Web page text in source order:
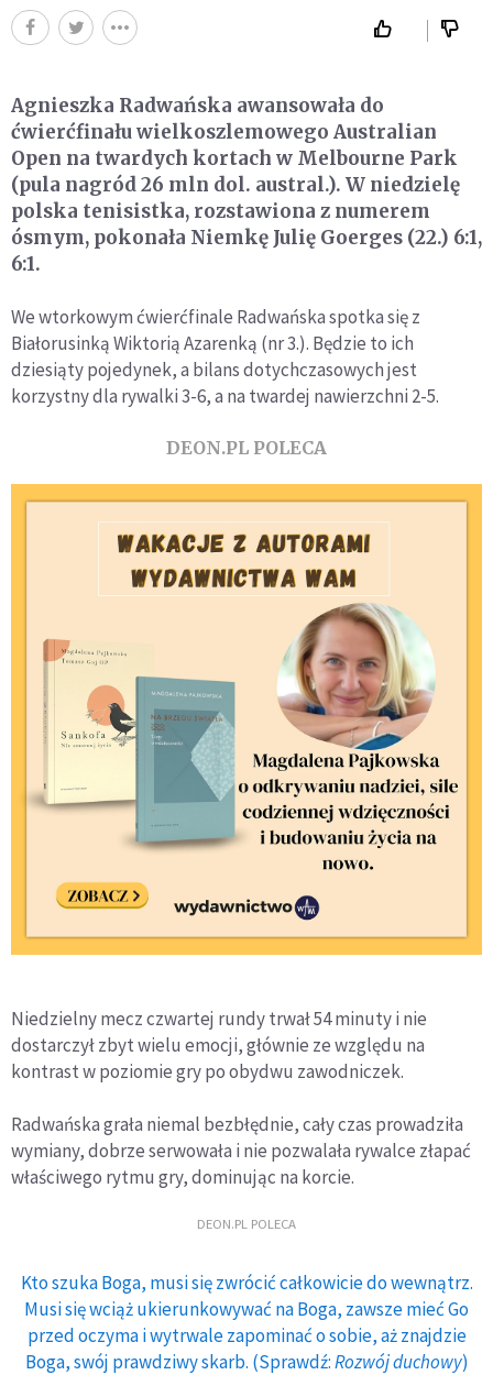
Agnieszka Radwańska awansowała do
ćwierćfinału wielkoszlemowego Australian
Open na twardych kortach w Melbourne Park
(pula nagród 26 mln dol. austral.). W niedzielę
polska tenisistka, rozstawiona z numerem
ósmym, pokonała Niemkę Julię Goerges (22.) 6:1,
6:1.
We wtorkowym ćwierćfinale Radwańska spotka się z
Białorusinką Wiktorią Azarenką (nr 3.). Będzie to ich
dziesiąty pojedynek, a bilans dotychczasowych jest
korzystny dla rywalki 3-6, a na twardej nawierzchni 2-5.
DEON.PL POLECA
Niedzielny mecz czwartej rundy trwał 54 minuty i nie
dostarczył zbyt wielu emocji, głównie ze względu na
kontrast w poziomie gry po obydwu zawodniczek.
Radwańska grała niemal bezbłędnie, cały czas prowadziła
wymiany, dobrze serwowała i nie pozwalała rywalce złapać
właściwego rytmu gry, dominując na korcie.
DEON.PL POLECA
Kto szuka Boga, musi się zwrócić całkowicie do wewnątrz.
Musi się wciąż ukierunkowywać na Boga, zawsze mieć Go
przed oczyma i wytrwale zapominać o sobie, aż znajdzie
Boga, swój prawdziwy skarb. (Sprawdź:Rozwój duchowy)